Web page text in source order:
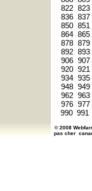
822 823
836 837
850 851
864 865
878 879
892 893
906 907
920 921
934 935
948 949
962 963
976 977
990 991
© 2008
pas cher